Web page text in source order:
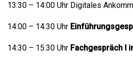
13:30 – 14:00 Uhr Digitales
14:00 – 14:30 Uhr
14:30 – 15:30 Uhr Fachgespräch I